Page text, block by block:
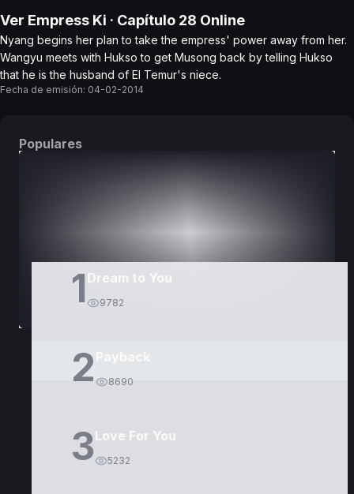
Ver Empress Ki · Capítulo 28 Online
Nyang begins her plan to take the empress' power away from her.
Wangyu meets with Hukso to get Musong back by telling Hukso
that he is the husband of El Temur's niece.
Fecha de emisión: 04-02-2014
Populares
1 Dream to You
9782
2 8690
3Love For You
5232